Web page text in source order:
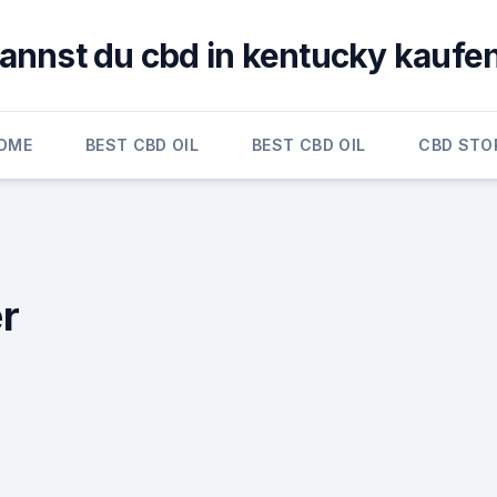
du cbd in kentucky
BEST CBD OIL BEST CBD OIL CBD